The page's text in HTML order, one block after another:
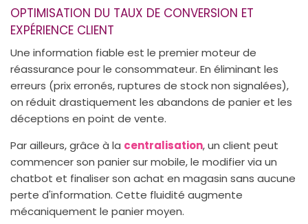
OPTIMISATION DU TAUX DE CONVERSION ET
EXPÉRIENCE CLIENT
Une information fiable est le premier moteur de
réassurance pour le consommateur. En éliminant les
erreurs (prix erronés, ruptures de stock non signalées),
on réduit drastiquement les abandons de panier et les
déceptions en point de vente.
Par ailleurs, grâce à la centralisation, un client peut
commencer son panier sur mobile, le modifier via un
chatbot et finaliser son achat en magasin sans aucune
perte d'information. Cette fluidité augmente
mécaniquement le panier moyen.